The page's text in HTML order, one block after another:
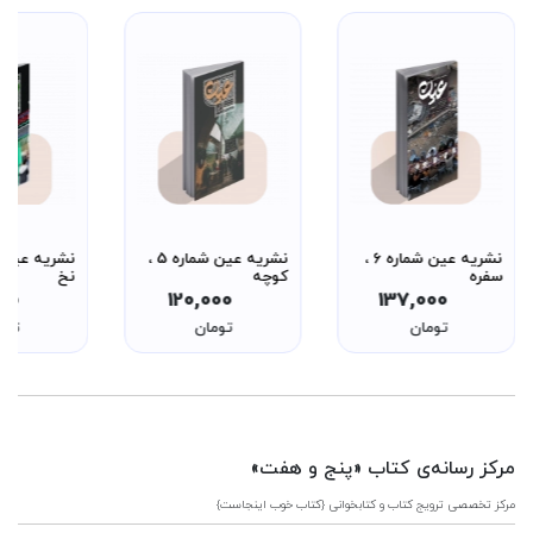
نشریه عین شماره 6 ،
سفره
137,000
تومان
نشریه عین شماره 5 ،
کوچه
120,000
تومان
نخ
مرکز رسانه‌ی کتاب «پنج و هفت»
مرکز تخصصی ترویج کتاب و کتابخوانی {کتاب خوب اینجاست}